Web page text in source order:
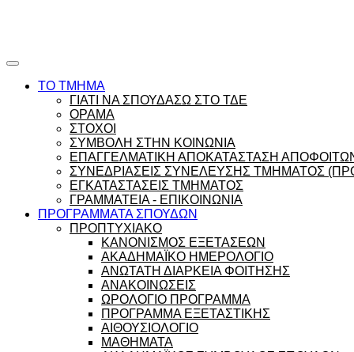
ΤΟ ΤΜΗΜΑ
ΓΙΑΤΙ ΝΑ ΣΠΟΥΔΑΣΩ ΣΤΟ ΤΔΕ
ΟΡΑΜΑ
ΣΤΟΧΟΙ
ΣΥΜΒΟΛΗ ΣΤΗΝ ΚΟΙΝΩΝΙΑ
ΕΠΑΓΓΕΛΜΑΤΙΚΗ ΑΠΟΚΑΤΑΣΤΑΣΗ
ΣΥΝΕΔΡΙΑΣΕΙΣ ΣΥΝΕΛΕΥΣΗΣ ΤΜΗΜΑΤΟΣ
ΕΓΚΑΤΑΣΤΑΣΕΙΣ ΤΜΗΜΑΤΟΣ
ΓΡΑΜΜΑΤΕΙΑ - ΕΠΙΚΟΙΝΩΝΙΑ
ΠΡΟΓΡΑΜΜΑΤΑ ΣΠΟΥΔΩΝ
ΠΡΟΠΤΥΧΙΑΚΟ
ΚΑΝΟΝΙΣΜΟΣ ΕΞΕΤΑΣΕΩΝ
ΑΚΑΔΗΜΑΪΚΟ ΗΜΕΡΟΛΟΓΙΟ
ΑΝΩΤΑΤΗ ΔΙΑΡΚΕΙΑ ΦΟΙΤΗΣΗΣ
ΑΝΑΚΟΙΝΩΣΕΙΣ
ΩΡΟΛΟΓΙΟ ΠΡΟΓΡΑΜΜΑ
ΠΡΟΓΡΑΜΜΑ ΕΞΕΤΑΣΤΙΚΗΣ
ΑΙΘΟΥΣΙΟΛΟΓΙΟ
ΜΑΘΗΜΑΤΑ